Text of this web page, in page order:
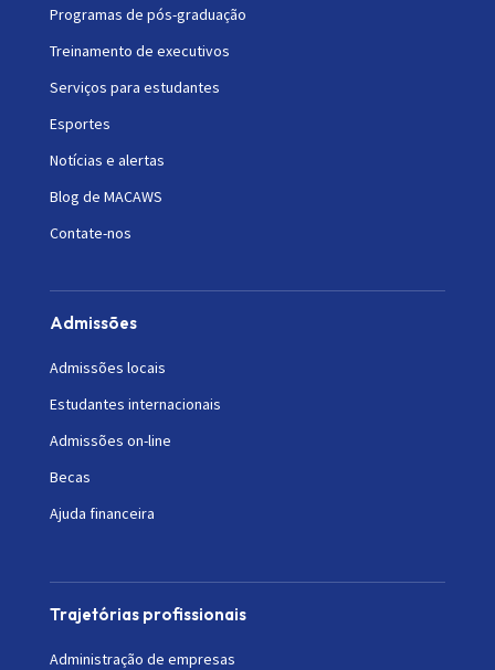
Programas de pós-graduação
Treinamento de executivos
Serviços para estudantes
Esportes
Notícias e alertas
Blog de MACAWS
Contate-nos
Admissões
Admissões locais
Estudantes internacionais
Admissões on-line
Becas
Ajuda financeira
Trajetórias profissionais
Administração de empresas